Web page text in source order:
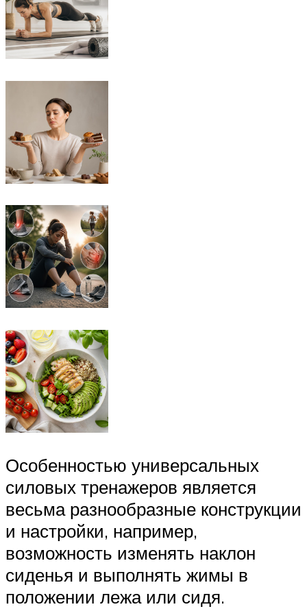
Особенностью универсальных
силовых тренажеров является
весьма разнообразные конструкции
и настройки, например,
возможность изменять наклон
сиденья и выполнять жимы в
положении лежа или сидя.